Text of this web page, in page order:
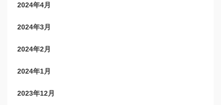
2024年4月
2024年3月
2024年2月
2024年1月
2023年12月